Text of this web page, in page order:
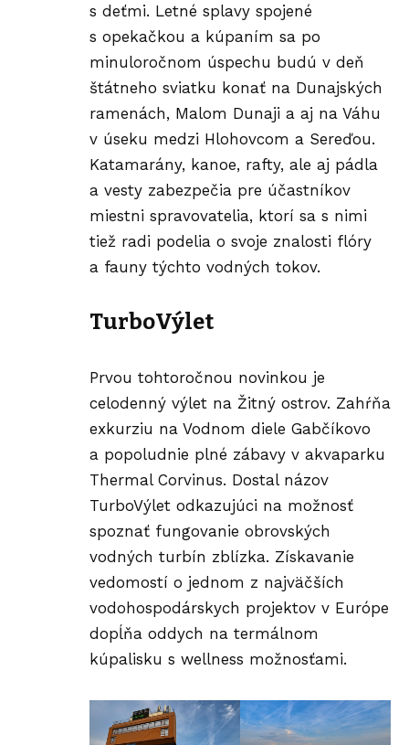
s deťmi. Letné splavy spojené
s opekačkou a kúpaním sa po
minuloročnom úspechu budú v deň
štátneho sviatku konať na Dunajských
ramenách, Malom Dunaji a aj na Váhu
v úseku medzi Hlohovcom a Sereďou.
Katamarány, kanoe, rafty, ale aj pádla
a vesty zabezpečia pre účastníkov
miestni spravovatelia, ktorí sa s nimi
tiež radi podelia o svoje znalosti flóry
a fauny týchto vodných tokov.
TurboVýlet
Prvou tohtoročnou novinkou je
celodenný výlet na Žitný ostrov. Zahŕňa
exkurziu na Vodnom diele Gabčíkovo
a popoludnie plné zábavy v akvaparku
Thermal Corvinus. Dostal názov
TurboVýlet odkazujúci na možnosť
spoznať fungovanie obrovských
vodných turbín zblízka. Získavanie
vedomostí o jednom z najväčších
vodohospodárskych projektov v Európe
dopĺňa oddych na termálnom
kúpalisku s wellness možnosťami.